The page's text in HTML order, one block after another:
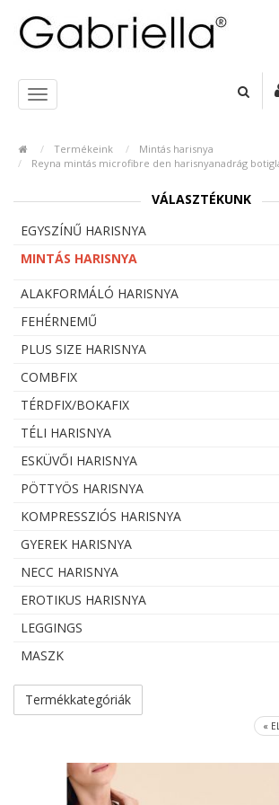
Termékeink
Mintás harisnya
Reyna mintás microfibre den harisnyanadrág
VÁLASZTÉKUNK
EGYSZÍNŰ HARISNYA
MINTÁS HARISNYA
ALAKFORMÁLÓ HARISNYA
FEHÉRNEMŰ
PLUS SIZE HARISNYA
COMBFIX
TÉRDFIX/BOKAFIX
TÉLI HARISNYA
ESKÜVŐI HARISNYA
PÖTTYÖS HARISNYA
KOMPRESSZIÓS HARISNYA
GYEREK HARISNYA
NECC HARISNYA
EROTIKUS HARISNYA
LEGGINGS
MASZK
Termékkategóriák
«